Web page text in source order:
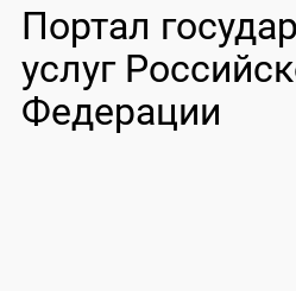
Портал
услуг
Федерации